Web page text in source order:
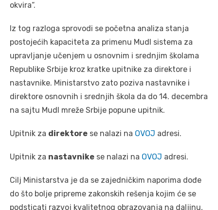
okvira“.
Iz tog razloga sprovodi se početna analiza stanja
postojećih kapaciteta za primenu Mudl sistema za
upravljanje učenjem u osnovnim i srednjim školama
Republike Srbije kroz kratke upitnike za direktore i
nastavnike. Ministarstvo zato poziva nastavnike i
direktore osnovnih i srednjih škola da do 14. decembra
na sajtu Mudl mreže Srbije popune upitnik.
Upitnik za direktore se nalazi na OVOJ adresi.
Upitnik za nastavnike se nalazi na OVOJ adresi.
Cilj Ministarstva je da se zajedničkim naporima dođe
do što bolje pripreme zakonskih rešenja kojim će se
podsticati razvoj kvalitetnog obrazovanja na daljinu,